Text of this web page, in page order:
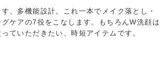
、多機能設計。これ一本でメイク落とし・
ケアの7役をこなします。もちろんW洗顔は
ていただきたい、時短アイテムです。